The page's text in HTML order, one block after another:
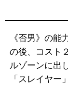
《否男》の能
の後、コスト
ルゾーンに出
「スレイヤー